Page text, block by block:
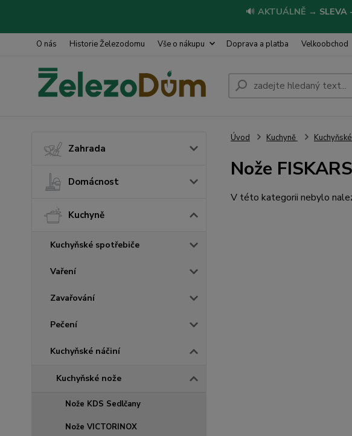
🔊 AKTUÁLNĚ →
O nás Historie Železodomu Vše o nákupu Doprava a platba Velkoobchod
Zahrada
Domácnost
Kuchyně
Kuchyňské spotřebiče
Vaření
Zavařování
Pečení
Kuchyňské náčiní
Kuchyňské nože
Nože KDS Sedlčany
Nože VICTORINOX
Úvod Kuchyně
Nože FISKARS
V této kategorii nebylo